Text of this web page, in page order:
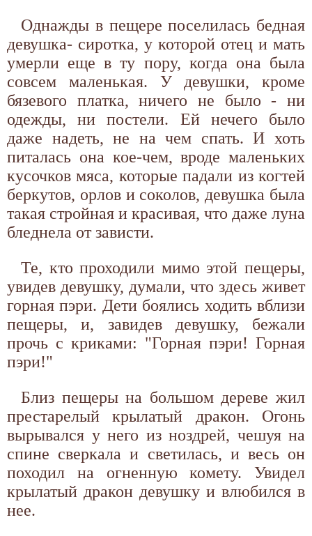
Однажды в пещере поселилась бедная
девушка- сиротка, у которой отец и мать
умерли еще в ту пору, когда она была
совсем маленькая. У девушки, кроме
бязевого платка, ничего не было - ни
одежды, ни постели. Ей нечего было
даже надеть, не на чем спать. И хоть
питалась она кое-чем, вроде маленьких
кусочков мяса, которые падали из когтей
беркутов, орлов и соколов, девушка была
такая стройная и красивая, что даже луна
бледнела от зависти.
Те, кто проходили мимо этой пещеры,
увидев девушку, думали, что здесь живет
горная пэри. Дети боялись ходить вблизи
пещеры, и, завидев девушку, бежали
прочь с криками: "Горная пэри! Горная
пэри!"
Близ пещеры на большом дереве жил
престарелый крылатый дракон. Огонь
вырывался у него из ноздрей, чешуя на
спине сверкала и светилась, и весь он
походил на огненную комету. Увидел
крылатый дракон девушку и влюбился в
нее.